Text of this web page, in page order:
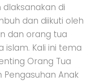
dlaksanakan di
dan diikuti oleh
dan orang tua
Kali ini tema
Orang Tua
Anak